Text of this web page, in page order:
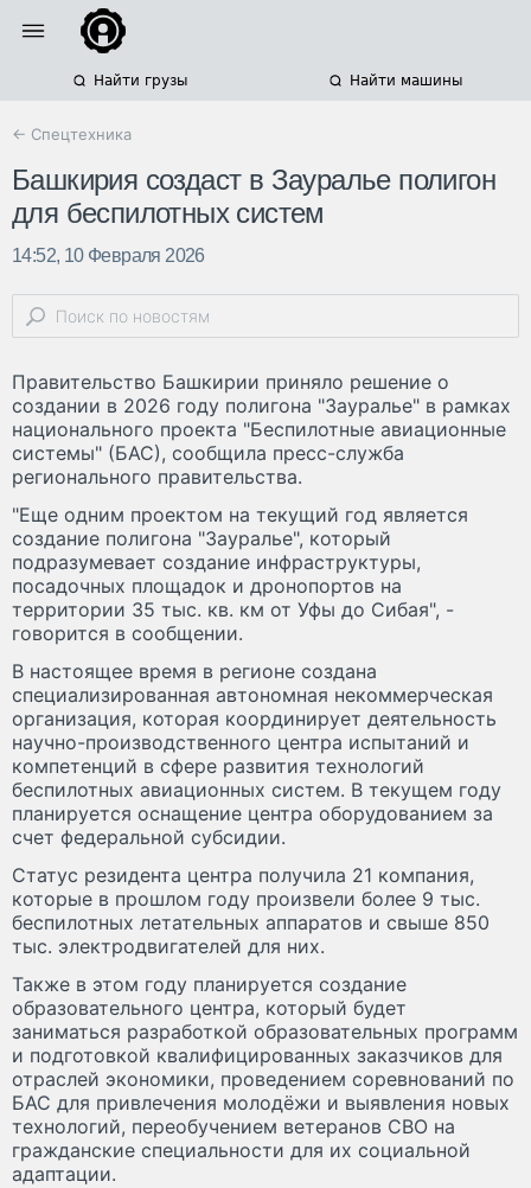
Найти грузы Найти машины
← Спецтехника
Башкирия создаст в Зауралье полигон
для беспилотных систем
14:52, 10 Февраля 2026
Правительство Башкирии приняло решение о
создании в 2026 году полигона "Зауралье" в рамках
национального проекта "Беспилотные авиационные
системы" (БАС), сообщила пресс-служба
регионального правительства.
"Еще одним проектом на текущий год является
создание полигона "Зауралье", который
подразумевает создание инфраструктуры,
посадочных площадок и дронопортов на
территории 35 тыс. кв. км от Уфы до Сибая", -
говорится в сообщении.
В настоящее время в регионе создана
специализированная автономная некоммерческая
организация, которая координирует деятельность
научно-производственного центра испытаний и
компетенций в сфере развития технологий
беспилотных авиационных систем. В текущем году
планируется оснащение центра оборудованием за
счет федеральной субсидии.
Статус резидента центра получила 21 компания,
которые в прошлом году произвели более 9 тыс.
беспилотных летательных аппаратов и свыше 850
тыс. электродвигателей для них.
Также в этом году планируется создание
образовательного центра, который будет
заниматься разработкой образовательных программ
и подготовкой квалифицированных заказчиков для
отраслей экономики, проведением соревнований по
БАС для привлечения молодёжи и выявления новых
технологий, переобучением ветеранов СВО на
гражданские специальности для их социальной
адаптации.